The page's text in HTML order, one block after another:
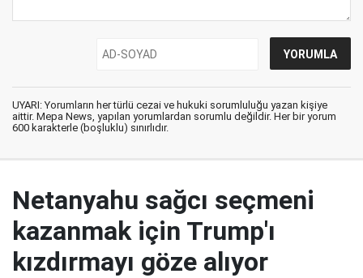
UYARI: Yorumların her türlü cezai ve hukuki sorumluluğu yazan kişiye
aittir. Mepa News, yapılan yorumlardan sorumlu değildir. Her bir yorum
600 karakterle (boşluklu) sınırlıdır.
Netanyahu sağcı seçmeni
kazanmak için Trump'ı
kızdırmayı göze alıyor